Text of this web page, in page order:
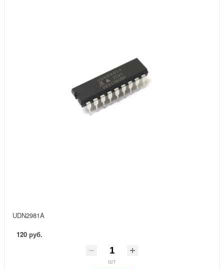
UDN2981A
120 руб.
шт